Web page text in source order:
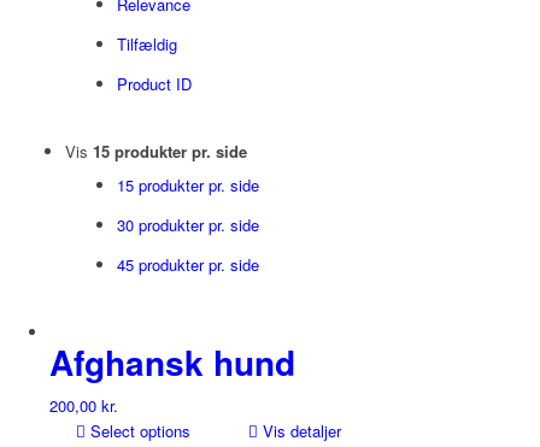
Tilfældig
Product ID
Vis 15 produkter pr. side
15 produkter pr. side
30 produkter pr. side
45 produkter pr. side
Afghansk hund
200,00 kr.
Select options
Vis detaljer